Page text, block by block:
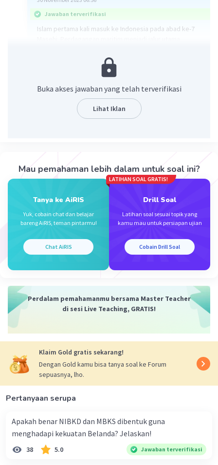
Jawaban terverifikasi
Islam pertama kali masuk ke Indonesia pada abad ke-7
berbagai wilayah, seperti Gujarat, India, dan Timur
Tengah, datang ke pelabuhan-pelabuhan Indonesia
membawa ajaran Islam.
·0.0
Iklan
Beri Rating·5.0(1) Balas
Buka akses jawaban yang telah terverifikasi
Lihat Iklan
Mau pemahaman lebih dalam untuk soal ini?
Tanya ke AiRIS
Yuk, cobain chat dan belajar
bareng AiRIS, teman pintarmu!
Chat AiRIS
LATIHAN SOAL GRATIS!
Drill Soal
Latihan soal sesuai topik yang
kamu mau untuk persiapan ujian
Cobain Drill Soal
Perdalam pemahamanmu bersama Master Teacher
di sesi Live Teaching, GRATIS!
Klaim Gold gratis sekarang!
Dengan Gold kamu bisa tanya soal ke Forum
sepuasnya, lho.
Pertanyaan serupa
Apakah benar NIBKD dan MBKS dibentuk guna
menghadapi kekuatan Belanda? Jelaskan!
38 5.0 Jawaban terverifikasi